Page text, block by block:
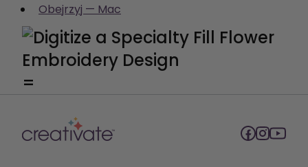
Obejrzyj — Mac
=